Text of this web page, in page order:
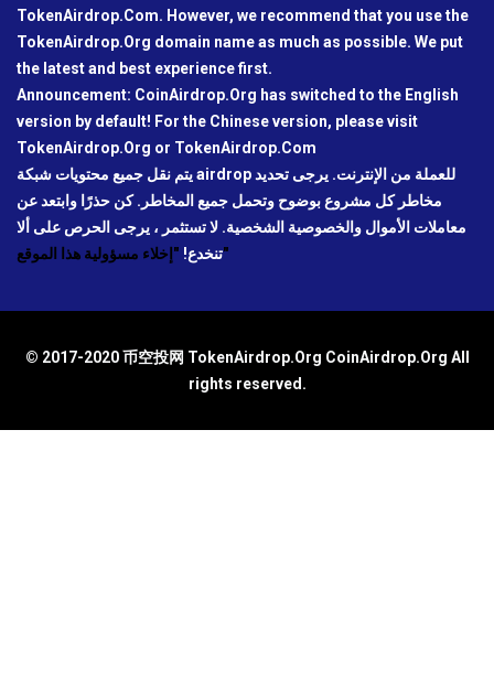
TokenAirdrop.Com. However, we recommend that you use the
TokenAirdrop.Org domain name as much as possible. We put
the latest and best experience first.
Announcement: CoinAirdrop.Org has switched to the English
version by default! For the Chinese version, please visit
TokenAirdrop.Org or TokenAirdrop.Com
يتم نقل جميع محتويات شبكة airdrop للعملة من الإنترنت. يرجى تحديد
مخاطر كل مشروع بوضوح وتحمل جميع المخاطر. كن حذرًا وابتعد عن
معاملات الأموال والخصوصية الشخصية. لا تستثمر ، يرجى الحرص على ألا
تنخدع!"إخلاء مسؤولية هذا الموقع"
© 2017-2020 币空投网 TokenAirdrop.Org CoinAirdrop.Org All
rights reserved.